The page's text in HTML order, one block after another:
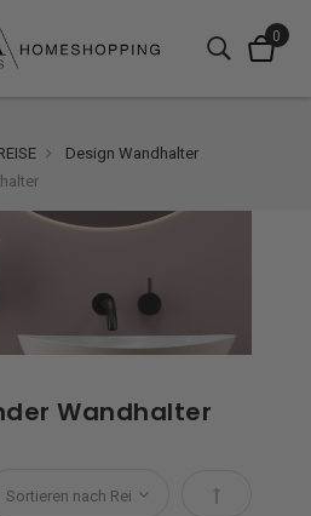
Design Wandhalter
Wandhalter
Absteigend